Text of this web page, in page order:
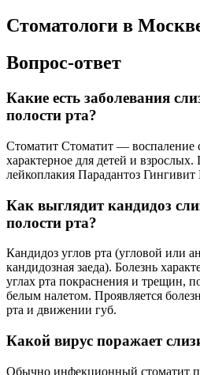
Стоматологи в
Вопрос-ответ
Какие есть заболевания
полости рта?
Стоматит Стоматит — воспаление
характерное для детей и
лейкоплакия Парадантоз
Как выглядит кандидоз
полости рта?
Кандидоз углов рта (угловой или
кандидозная заеда). Болезнь
углах рта покраснения и трещин,
белым налетом. Проявляется
рта и движении губ.
Какой вирус поражает
Обычно инфекционный стоматит